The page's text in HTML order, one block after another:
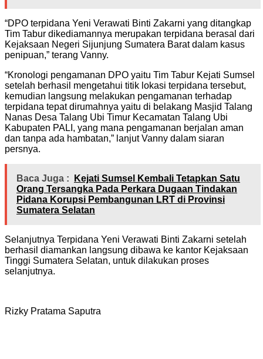
“DPO terpidana Yeni Verawati Binti Zakarni yang ditangkap
Tim Tabur dikediamannya merupakan terpidana berasal dari
Kejaksaan Negeri Sijunjung Sumatera Barat dalam kasus
penipuan,” terang Vanny.
“Kronologi pengamanan DPO yaitu Tim Tabur Kejati Sumsel
setelah berhasil mengetahui titik lokasi terpidana tersebut,
kemudian langsung melakukan pengamanan terhadap
terpidana tepat dirumahnya yaitu di belakang Masjid Talang
Nanas Desa Talang Ubi Timur Kecamatan Talang Ubi
Kabupaten PALI, yang mana pengamanan berjalan aman
dan tanpa ada hambatan,” lanjut Vanny dalam siaran
persnya.
Baca Juga :
Kejati Sumsel Kembali Tetapkan Satu
Orang Tersangka Pada Perkara Dugaan Tindakan
Pidana Korupsi Pembangunan LRT di Provinsi
Sumatera Selatan
Selanjutnya Terpidana Yeni Verawati Binti Zakarni setelah
berhasil diamankan langsung dibawa ke kantor Kejaksaan
Tinggi Sumatera Selatan, untuk dilakukan proses
selanjutnya.
Rizky Pratama Saputra